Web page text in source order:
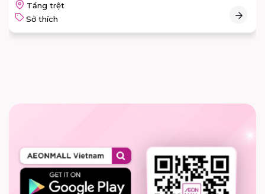
Tầng trệt
Sở thích